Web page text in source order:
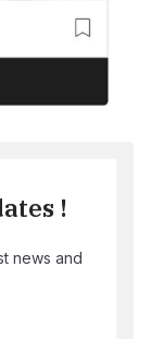
!
news and